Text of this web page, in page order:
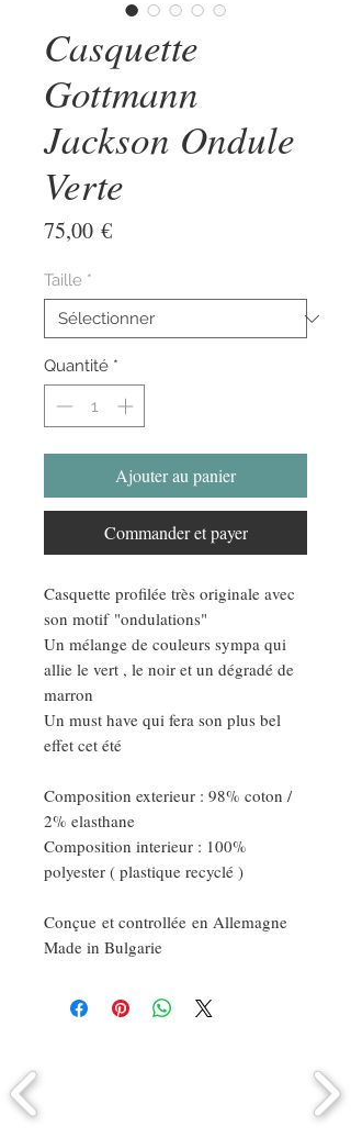
Casquette
Gottmann
Jackson Ondule
Verte
75,00 €Prix
Taille *
Quantité *
Ajouter au panier
Commander et payer
Casquette profilée très originale avec
son motif "ondulations"
Un mélange de couleurs sympa qui
allie le vert , le noir et un dégradé de
marron
Un must have qui fera son plus bel
effet cet été
Composition exterieur : 98% coton /
2% elasthane
Composition interieur : 100%
polyester ( plastique recyclé )
Conçue et controllée en Allemagne
Made in Bulgarie